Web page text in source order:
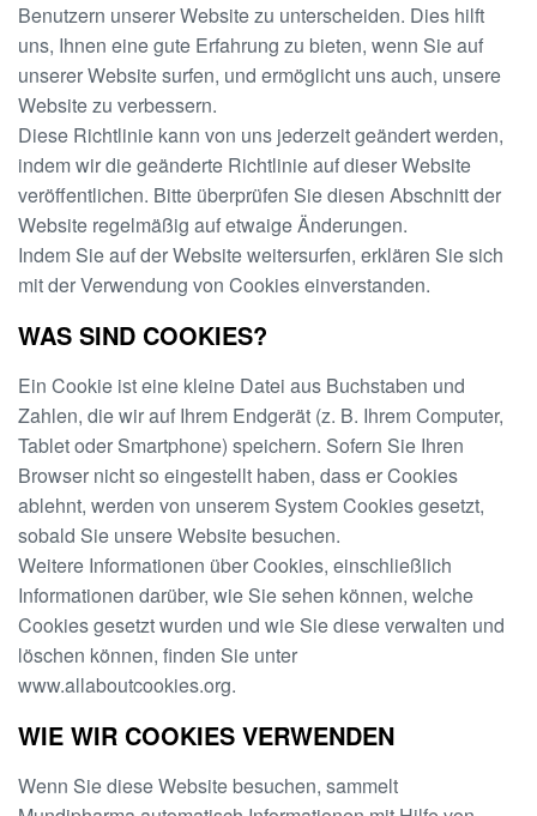
Benutzern unserer Website zu unterscheiden. Dies hilft
uns, Ihnen eine gute Erfahrung zu bieten, wenn Sie auf
unserer Website surfen, und ermöglicht uns auch, unsere
Website zu verbessern.
Diese Richtlinie kann von uns jederzeit geändert werden,
indem wir die geänderte Richtlinie auf dieser Website
veröffentlichen. Bitte überprüfen Sie diesen Abschnitt der
Website regelmäßig auf etwaige Änderungen.
Indem Sie auf der Website weitersurfen, erklären Sie sich
mit der Verwendung von Cookies einverstanden.
WAS SIND COOKIES?
Ein Cookie ist eine kleine Datei aus Buchstaben und
Zahlen, die wir auf Ihrem Endgerät (z. B. Ihrem Computer,
Tablet oder Smartphone) speichern. Sofern Sie Ihren
Browser nicht so eingestellt haben, dass er Cookies
ablehnt, werden von unserem System Cookies gesetzt,
sobald Sie unsere Website besuchen.
Weitere Informationen über Cookies, einschließlich
Informationen darüber, wie Sie sehen können, welche
Cookies gesetzt wurden und wie Sie diese verwalten und
löschen können, finden Sie unter
www.allaboutcookies.org.
WIE WIR COOKIES VERWENDEN
Wenn Sie diese Website besuchen, sammelt